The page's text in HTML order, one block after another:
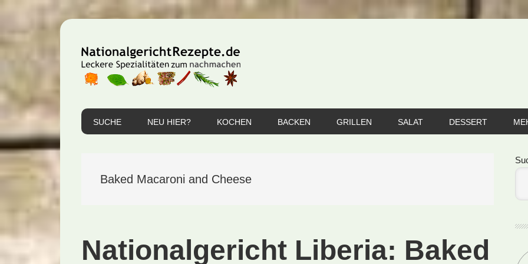
Hauptnavigation
springen
springen
Seitenspalte
springen
SUCHE NEU HIER? KOCHEN BACKEN GRILLEN SALAT DESSERT
Baked Macaroni and Cheese
Nationalgericht Liberia: Baked